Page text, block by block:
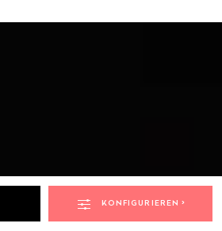
KONFIGURIEREN >